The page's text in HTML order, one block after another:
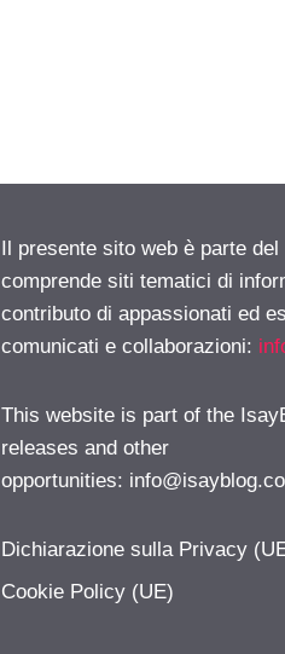
Il presente sito web è parte
comprende siti tematici di
contributo di appassionati ed
comunicati e collaborazioni:
This website is part of the
releases and other
opportunities:
Dichiarazione sulla Privacy
Cookie Policy (UE)